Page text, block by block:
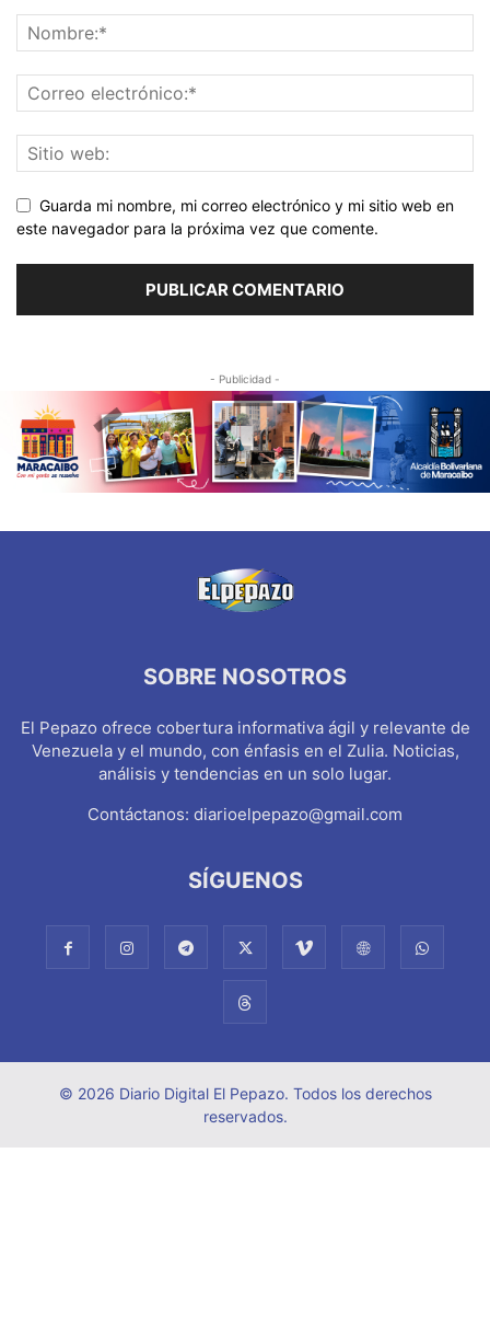
Guarda mi nombre, mi correo electrónico y mi sitio web en
este navegador para la próxima vez que comente.
- Publicidad -
SOBRE NOSOTROS
El Pepazo ofrece cobertura informativa ágil y relevante de
Venezuela y el mundo, con énfasis en el Zulia. Noticias,
análisis y tendencias en un solo lugar.
Contáctanos: diarioelpepazo@gmail.com
SÍGUENOS
© 2026 Diario Digital El Pepazo. Todos los derechos
reservados.